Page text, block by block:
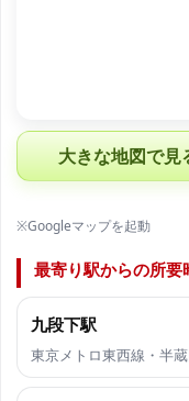
大きな地図で見
※Googleマップを起動
最寄り駅からの所要
九段下駅
東京メトロ東西線・半